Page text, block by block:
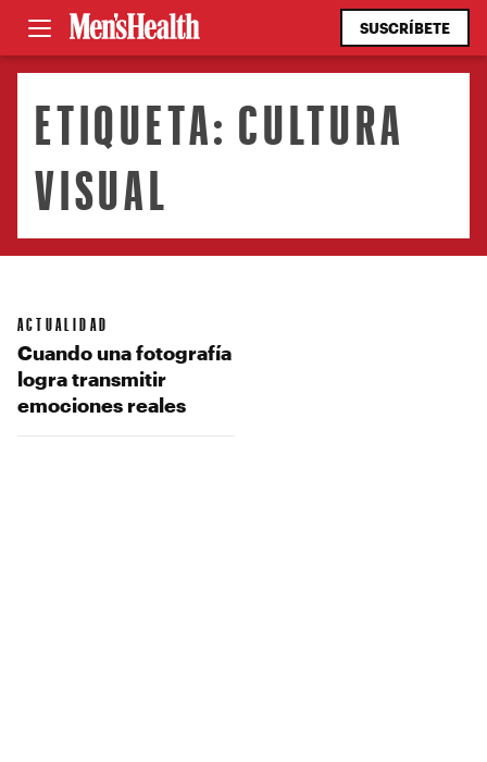
SUSCRÍBETE
ETIQUETA: CULTURA
VISUAL
ACTUALIDAD
Cuando una fotografía
logra transmitir
emociones reales